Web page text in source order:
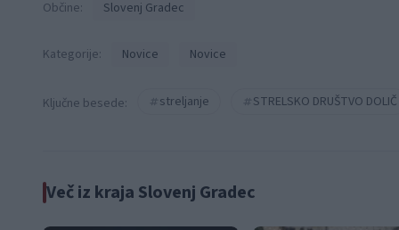
Občine: Slovenj Gradec
Kategorije: Novice Novice
Ključne besede: streljanje STRELSKO DRUŠTVO DOLIČ
Več iz kraja Slovenj Gradec